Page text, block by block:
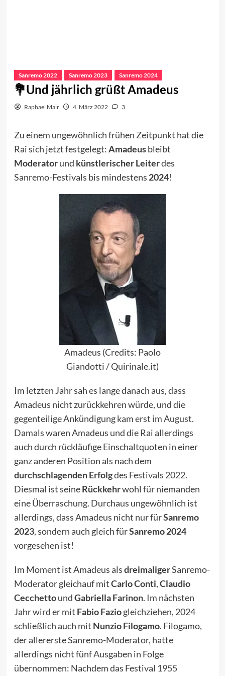
Sanremo 2022 Sanremo 2023 Sanremo 2024
Und jährlich grüßt Amadeus
Raphael Mair 4. März 2022 3
Zu einem ungewöhnlich frühen Zeitpunkt hat die
Rai sich jetzt festgelegt:Amadeusbleibt
Moderatorund künstlerischer Leiterdes
Sanremo-Festivals bis mindestens 2024!
Amadeus (Credits: Paolo
Giandotti / Quirinale.it)
Im letzten Jahr sah es lange danach aus, dass
Amadeus nicht zurückkehren würde, und die
gegenteilige Ankündigungkam erst im August.
Damals waren Amadeus und die Rai allerdings
auch durch rückläufige Einschaltquoten in einer
ganz anderen Position als nach dem
durchschlagenden Erfolgdes Festivals 2022.
Diesmal ist seineRückkehrwohl für niemanden
eine Überraschung. Durchaus ungewöhnlich ist
allerdings, dass Amadeus nicht nur fürSanremo
2023, sondern auch gleich fürSanremo 2024
vorgesehen ist!
Im Moment ist Amadeus alsdreimaligerSanremo-
Moderator gleichauf mitCarlo Conti,Claudio
CecchettoundGabriella Farinon. Im nächsten
Jahr wird er mit Fabio Faziogleichziehen, 2024
schließlich auch mit Nunzio Filogamo. Filogamo,
der allererste Sanremo-Moderator, hatte
allerdings nicht fünf Ausgaben in Folge
übernommen: Nachdem das Festival 1955